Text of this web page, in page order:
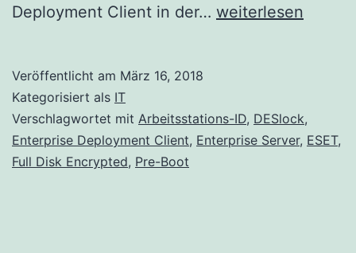
Deployment Client in der… Wie
seine
Arbeitsstations-
weiterlesen
Veröffentlicht am März 16, 2018
Kategorisiert als IT
Verschlagwortet mit Arbeitsstations-ID, DESlock,
Enterprise Deployment Client, Enterprise Server, ESET,
Full Disk Encrypted, Pre-Boot